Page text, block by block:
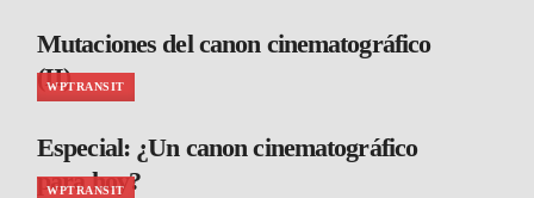
Mutaciones del canon cinematográfico
(II)
WPTRANSIT
Especial: ¿Un canon cinematográfico
para hoy?
WPTRANSIT